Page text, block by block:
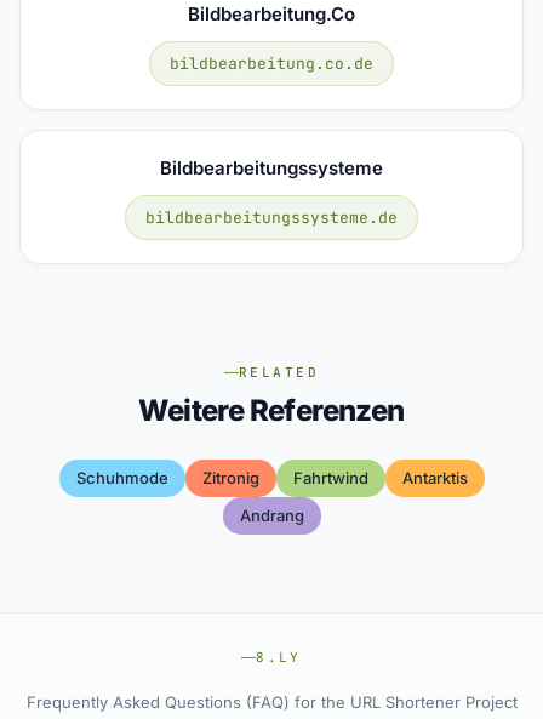
Bildbearbeitung.co
bildbearbeitung.co.de
Bildbearbeitungssysteme
bildbearbeitungssysteme.de
RELATED
Weitere Referenzen
Schuhmode Zitronig Fahrtwind
Antarktis
Andrang
8.LY
Frequently Asked Questions (FAQ) for the URL Shortener Project